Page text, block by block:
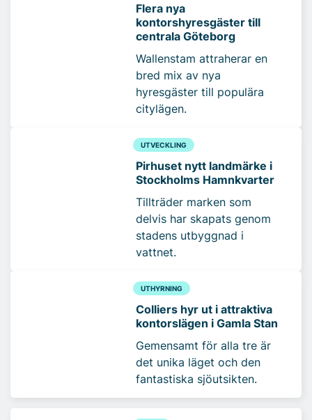
Flera nya
kontorshyresgäster till
centrala Göteborg
Wallenstam attraherar en
bred mix av nya
hyresgäster till populära
citylägen.
UTVECKLING
Pirhuset nytt landmärke i
Stockholms Hamnkvarter
Tillträder marken som
delvis har skapats genom
stadens utbyggnad i
vattnet.
UTHYRNING
Colliers hyr ut i attraktiva
kontorslägen i Gamla Stan
Gemensamt för alla tre är
det unika läget och den
fantastiska sjöutsikten.